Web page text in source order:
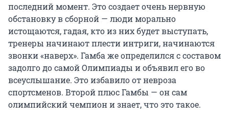
последний момент. Это создает очень нервную
обстановку в сборной — люди морально
истощаются, гадая, кто из них будет выступать,
тренеры начинают плести интриги, начинаются
звонки «наверх». Гамба же определился с составом
задолго до самой Олимпиады и объявил его во
всеуслышание. Это избавило от невроза
спортсменов. Второй плюс Гамбы — он сам
олимпийский чемпион и знает, что это такое.